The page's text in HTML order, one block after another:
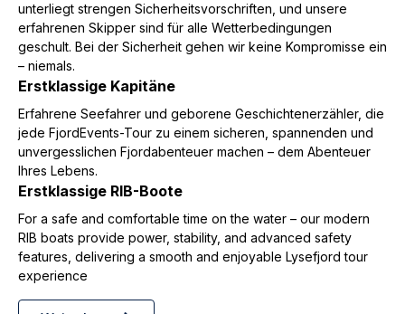
unterliegt strengen Sicherheitsvorschriften, und unsere
erfahrenen Skipper sind für alle Wetterbedingungen
geschult. Bei der Sicherheit gehen wir keine Kompromisse ein
– niemals.
Erstklassige Kapitäne
Erfahrene Seefahrer und geborene Geschichtenerzähler, die
jede FjordEvents-Tour zu einem sicheren, spannenden und
unvergesslichen Fjordabenteuer machen – dem Abenteuer
Ihres Lebens.
Erstklassige RIB-Boote
For a safe and comfortable time on the water – our modern
RIB boats provide power, stability, and advanced safety
features, delivering a smooth and enjoyable Lysefjord tour
experience